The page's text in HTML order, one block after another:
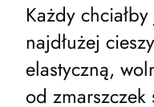
Każdy
najdłużej
elastyczną,
od zmarszczek